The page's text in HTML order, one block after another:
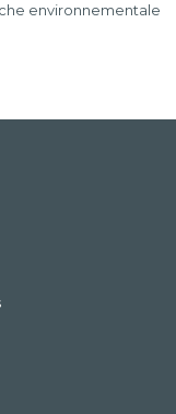
environnementale